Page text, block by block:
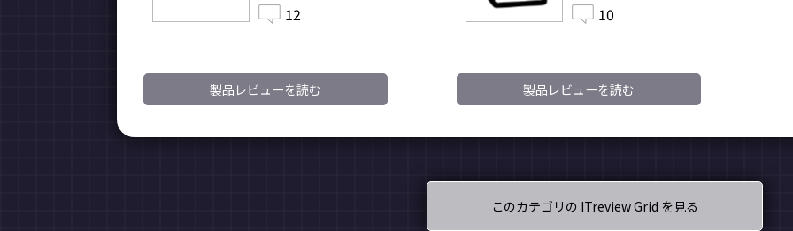
12
製品レビューを読む
10
製品レビューを読む
このカテゴリの ITreview Grid を見る